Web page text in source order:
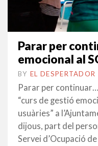
Parar per
emocional al
BY EL DESPERTADOR
Parar per
“curs de gestió
usuàries” a
dijous, part del
Servei d’Ocupació